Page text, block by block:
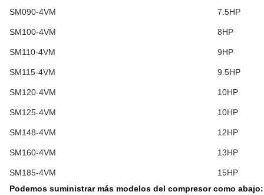
SM090-4VM 7.5HP
SM100-4VM 8HP
SM110-4VM 9HP
SM115-4VM 9.5HP
SM120-4VM 10HP
SM125-4VM 10HP
SM148-4VM 12HP
SM160-4VM 13HP
SM185-4VM
15HP
Podemos suministrar más modelos del compresor como abajo: